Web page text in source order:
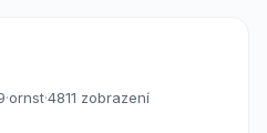
·ornst·4811 zobrazení